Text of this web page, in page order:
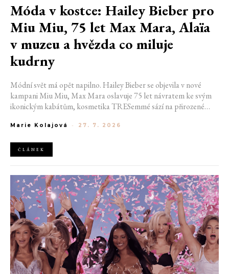
Móda v kostce: Hailey Bieber pro
Miu Miu, 75 let Max Mara, Alaïa
v muzeu a hvězda co miluje
kudrny
Módní svět má opět napilno. Hailey Bieber se objevila v nové
kampani Miu Miu, Max Mara oslavuje 75 let návratem ke svým
ikonickým kabátům, kosmetika TRESemmé sází na přirozené
Franciscu připravují první velkou americkou retrospektivu
Marie Kolajová - 27. 7. 2026
ČLÁNEK